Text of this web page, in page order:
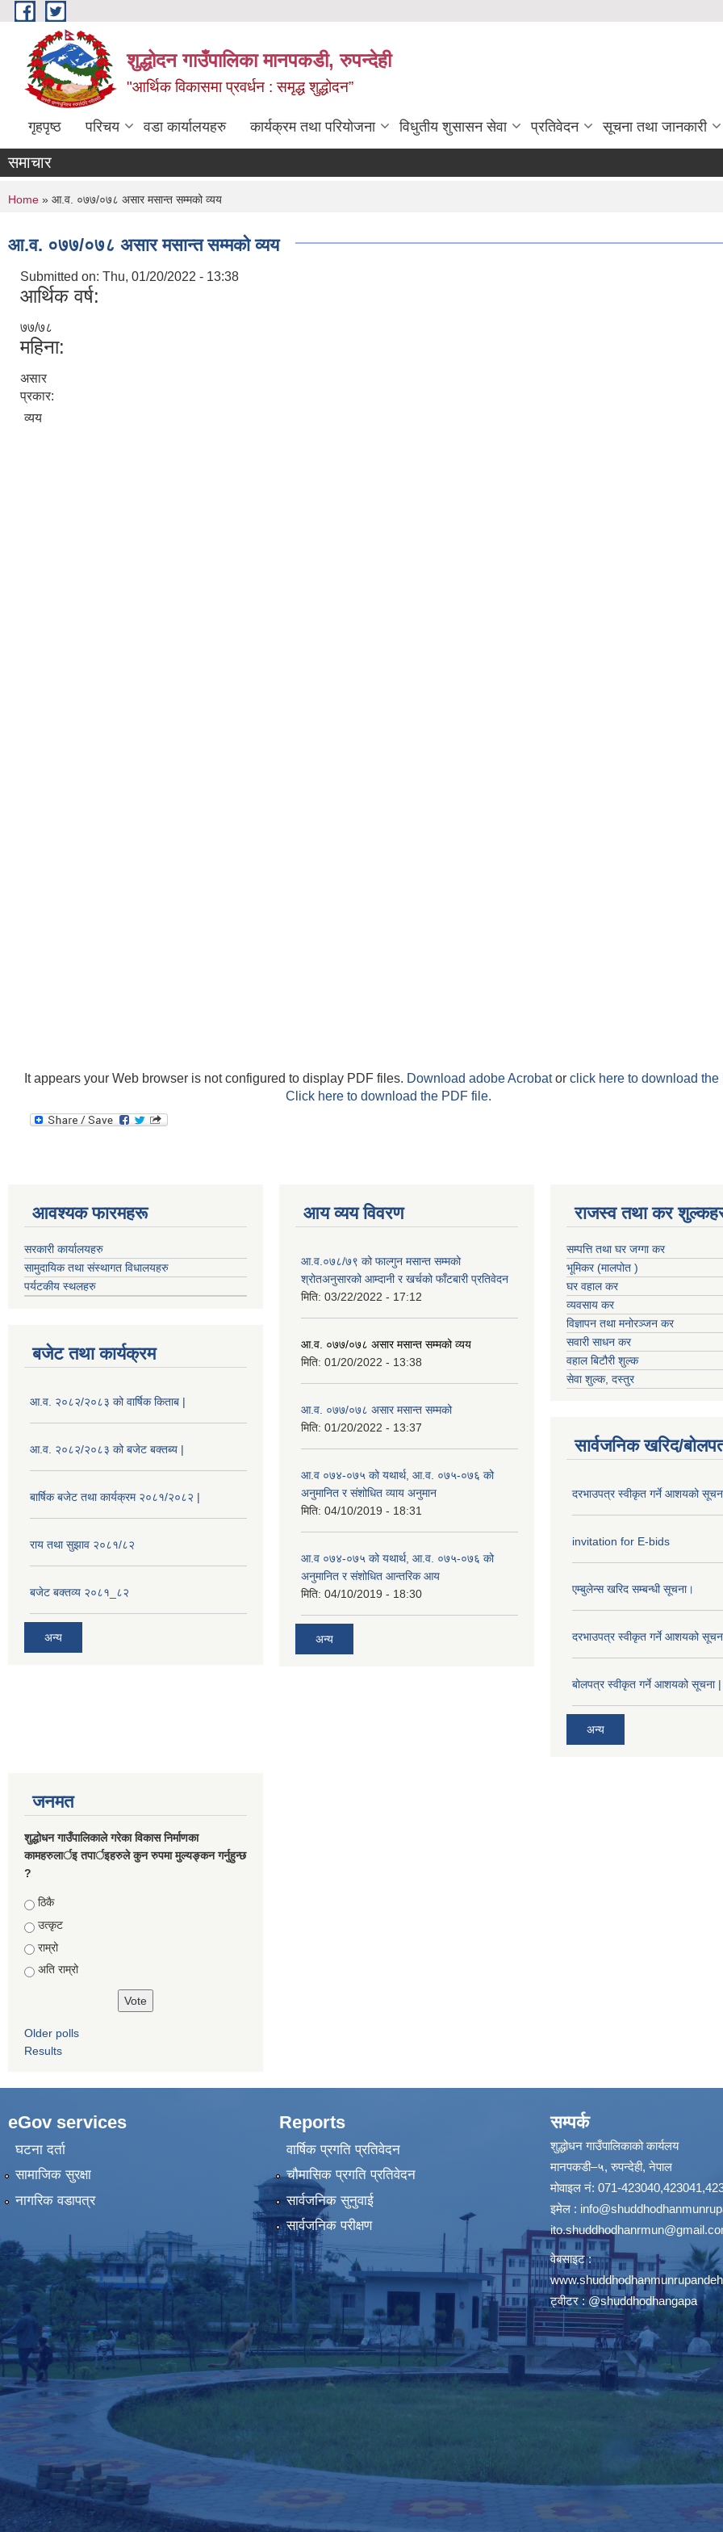
Skip to main content
शुद्धोदन गाउँपालिका मानपकडी, रुपन्देही
"आर्थिक विकासमा प्रवर्धन : समृद्ध शुद्धोदन”
गृहपृष्ठ परिचय वडा कार्यालयहरु कार्यक्रम तथा परियोजना विधुतीय शुसासन सेवा प्रतिवेदन सूचना तथा जानकारी
समाचार
You are here
Home » आ.व. ०७७/०७८ असार मसान्त सम्मको व्यय
आ.व. ०७७/०७८ असार मसान्त सम्मको व्यय
Submitted on: Thu, 01/20/2022 - 13:38
आर्थिक वर्ष:
७७/७८
महिना:
असार
प्रकार:
व्यय
It appears your Web browser is not configured to display PDF files. Download adobe Acrobator click here to download the
Click here to download the PDF file.
आवश्यक फारमहरू
सरकारी कार्यालयहरु
सामुदायिक तथा संस्थागत विधालयहरु
पर्यटकीय स्थलहरु
बजेट तथा कार्यक्रम
आ.व. २०८२/२०८३ को वार्षिक किताब |
आ.व. २०८२/२०८३ को बजेट बक्तब्य |
बार्षिक बजेट तथा कार्यक्रम २०८१/२०८२ |
राय तथा सुझाव २०८१/८२
बजेट बक्तव्य २०८१_८२
अन्य
आय व्यय विवरण
आ.व.०७८/७९ को फाल्गुन मसान्त सम्मको
श्रोतअनुसारको आम्दानी र खर्चको फाँटबारी प्रतिवेदन
मिति: 03/22/2022 - 17:12
आ.व. ०७७/०७८ असार मसान्त सम्मको व्यय
मिति: 01/20/2022 - 13:38
आ.व. ०७७/०७८ असार मसान्त सम्मको
मिति: 01/20/2022 - 13:37
आ.व ०७४-०७५ को यथार्थ, आ.व. ०७५-०७६ को
अनुमानित र संशोधित व्याय अनुमान
मिति: 04/10/2019 - 18:31
आ.व ०७४-०७५ को यथार्थ, आ.व. ०७५-०७६ को
अनुमानित र संशोधित आन्तरिक आय
मिति: 04/10/2019 - 18:30
अन्य
राजस्व तथा कर
सम्पत्ति तथा घर जग्गा कर
भूमिकर (मालपोत )
घर वहाल कर
व्यवसाय कर
विज्ञापन तथा मनोरञ्जन कर
सवारी साधन कर
वहाल बिटौरी शुल्क
सेवा शुल्क, दस्तुर
सार्वजनिक खरिद/
दरभाउपत्र स्वीकृत गर्ने आशयको
invitation for E-bids
एम्बुलेन्स खरिद सम्बन्धी सूचना।
दरभाउपत्र स्वीकृत गर्ने आशयको
बोलपत्र स्वीकृत गर्ने आशयको सूचना |
अन्य
जनमत
शुद्धोधन गाउँपालिकाले गरेका विकास निर्माणका
कामहरुलार्इ तपार्इहरुले कुन रुपमा मुल्यङ्कन गर्नुहुन्छ
?
Choices
ठिकै
उत्कृट
राम्रो
अति राम्रो
Older polls
Results
eGov services
घटना दर्ता
सामाजिक सुरक्षा
नागरिक वडापत्र
Reports
वार्षिक प्रगति प्रतिवेदन
चौमासिक प्रगति प्रतिवेदन
सार्वजनिक सुनुवाई
सार्वजनिक परीक्षण
सम्पर्क
शुद्धोधन गाउँपालिकाको कार्यलय
मानपकडी–५, रुपन्देही, नेपाल
मोवाइल नं: 071-
इमेल :
वेबसाइट :
ट्वीटर : @shuddhodhangapa